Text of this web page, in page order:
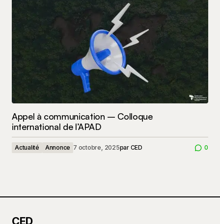
Appel à communication – Colloque
international de l’APAD
Actualité Annonce 7 octobre, 2025par CED 0
CED